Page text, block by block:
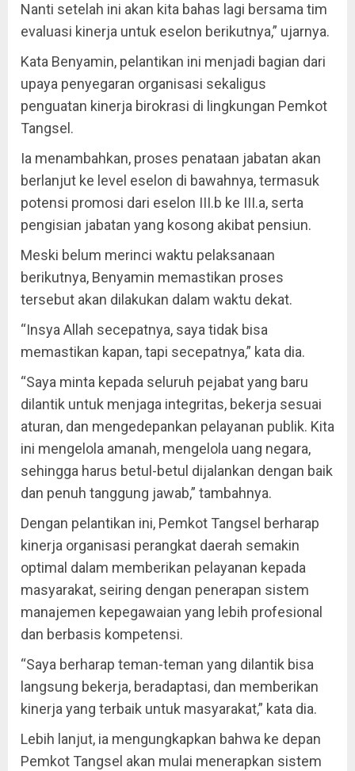
Nanti setelah ini akan kita bahas lagi bersama tim
evaluasi kinerja untuk eselon berikutnya,” ujarnya.
Kata Benyamin, pelantikan ini menjadi bagian dari
upaya penyegaran organisasi sekaligus
penguatan kinerja birokrasi di lingkungan Pemkot
Tangsel.
Ia menambahkan, proses penataan jabatan akan
berlanjut ke level eselon di bawahnya, termasuk
potensi promosi dari eselon III.b ke III.a, serta
pengisian jabatan yang kosong akibat pensiun.
Meski belum merinci waktu pelaksanaan
berikutnya, Benyamin memastikan proses
tersebut akan dilakukan dalam waktu dekat.
“Insya Allah secepatnya, saya tidak bisa
memastikan kapan, tapi secepatnya,” kata dia.
“Saya minta kepada seluruh pejabat yang baru
dilantik untuk menjaga integritas, bekerja sesuai
aturan, dan mengedepankan pelayanan publik. Kita
ini mengelola amanah, mengelola uang negara,
sehingga harus betul-betul dijalankan dengan baik
dan penuh tanggung jawab,” tambahnya.
Dengan pelantikan ini, Pemkot Tangsel berharap
kinerja organisasi perangkat daerah semakin
optimal dalam memberikan pelayanan kepada
masyarakat, seiring dengan penerapan sistem
manajemen kepegawaian yang lebih profesional
dan berbasis kompetensi.
“Saya berharap teman-teman yang dilantik bisa
langsung bekerja, beradaptasi, dan memberikan
kinerja yang terbaik untuk masyarakat,” kata dia.
Lebih lanjut, ia mengungkapkan bahwa ke depan
Pemkot Tangsel akan mulai menerapkan sistem